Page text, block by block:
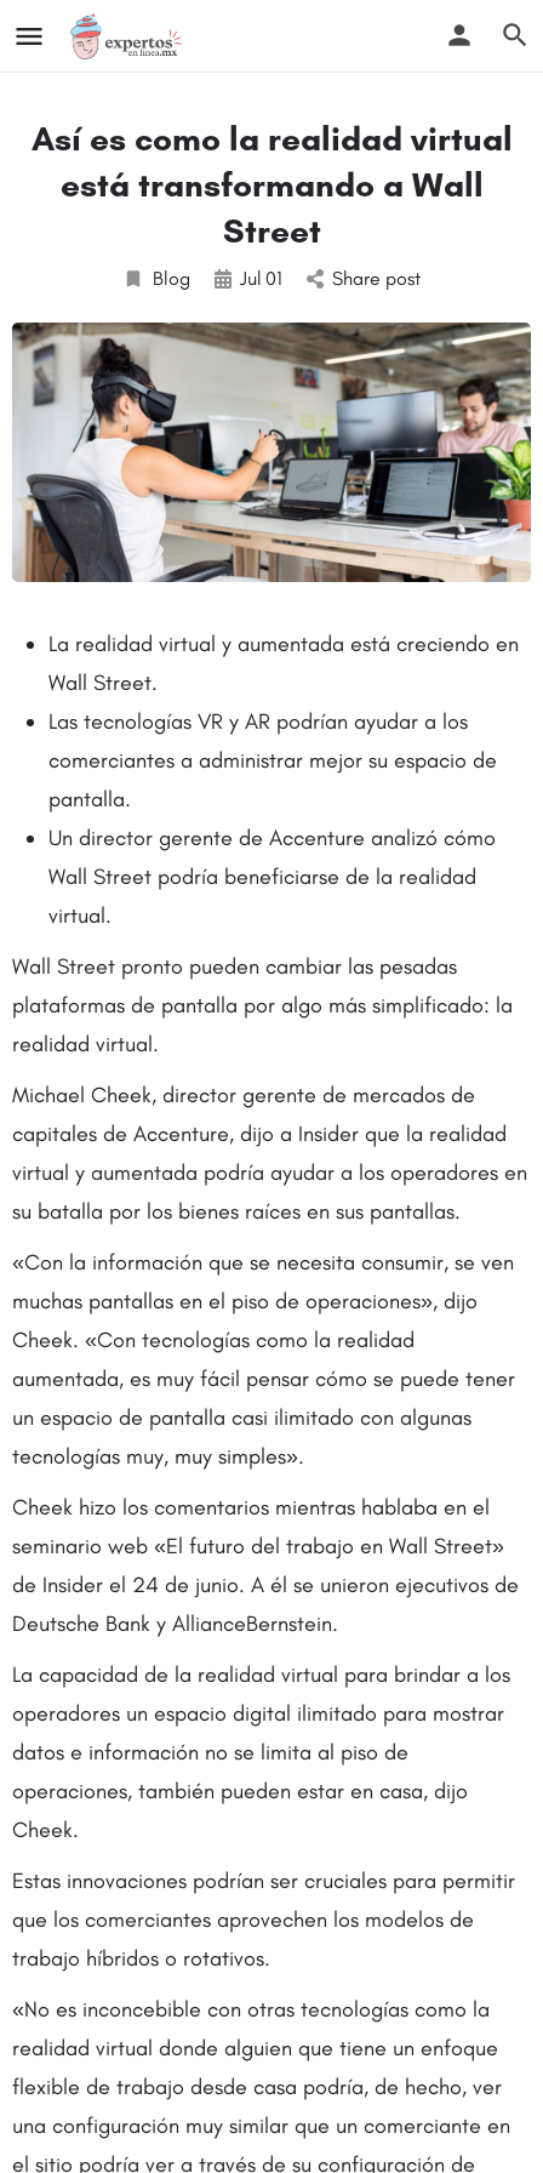
Así es como la realidad virtual
está transformando a Wall
Street
Blog Jul 01 Share post
La realidad virtual y aumentada está creciendo en
Wall Street.
Las tecnologías VR y AR podrían ayudar a los
comerciantes a administrar mejor su espacio de
pantalla.
Un director gerente de Accenture analizó cómo
Wall Street podría beneficiarse de la realidad
virtual.
Wall Street pronto pueden cambiar las pesadas
plataformas de pantalla por algo más simplificado: la
realidad virtual.
Michael Cheek, director gerente de mercados de
capitales de Accenture, dijo a Insider que la realidad
virtual y aumentada podría ayudar a los operadores en
su batalla por los bienes raíces en sus pantallas.
«Con la información que se necesita consumir, se ven
muchas pantallas en el piso de operaciones», dijo
Cheek. «Con tecnologías como la realidad
aumentada, es muy fácil pensar cómo se puede tener
un espacio de pantalla casi ilimitado con algunas
tecnologías muy, muy simples».
Cheek hizo los comentarios mientras hablaba en el
seminario web «El futuro del trabajo en Wall Street»
de Insider el 24 de junio. A él se unieron ejecutivos de
Deutsche Bank y AllianceBernstein.
La capacidad de la realidad virtual para brindar a los
operadores un espacio digital ilimitado para mostrar
datos e información no se limita al piso de
operaciones, también pueden estar en casa, dijo
Cheek.
Estas innovaciones podrían ser cruciales para permitir
que los comerciantes aprovechen los modelos de
trabajo híbridos o rotativos.
«No es inconcebible con otras tecnologías como la
realidad virtual donde alguien que tiene un enfoque
flexible de trabajo desde casa podría, de hecho, ver
una configuración muy similar que un comerciante en
el sitio podría ver a través de su configuración de